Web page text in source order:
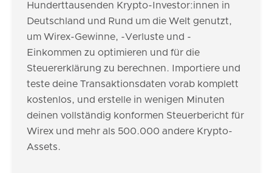
Hunderttausenden Krypto-Investor:innen in
Deutschland und Rund um die Welt genutzt,
um Wirex-Gewinne, -Verluste und -
Einkommen zu optimieren und für die
Steuererklärung zu berechnen. Importiere und
teste deine Transaktionsdaten vorab komplett
kostenlos, und erstelle in wenigen Minuten
deinen vollständig konformen Steuerbericht für
Wirex und mehr als 500.000 andere Krypto-
Assets.